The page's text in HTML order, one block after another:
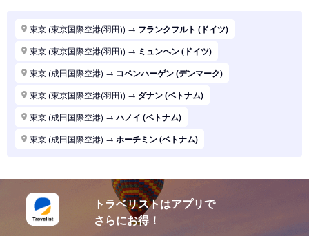
東京 (東京国際空港(羽田)) パリ (フランス)
東京 (東京国際空港(羽田)) ハノイ (ベトナム)
東京 (東京国際空港(羽田)) マニラ (フィリピン)
東京 (東京国際空港(羽田)) シンガポール (シンガポール)
東京 (東京国際空港(羽田)) ロンドン (イギリス(英国))
東京 (東京国際空港(羽田)) ホーチミン (ベトナム)
東京 (東京国際空港(羽田))→台北 (台湾)
東京 (東京国際空港(羽田))→広州 (中国)
東京 (東京国際空港(羽田))→北京 (中国)
東京 (東京国際空港(羽田)) → フランクフルト (ドイツ)
東京 (東京国際空港(羽田)) → ミュンヘン (ドイツ)
東京 (成田国際空港) → コペンハーゲン (デンマーク)
東京 (東京国際空港(羽田)) → ダナン (ベトナム)
東京 (成田国際空港) → ハノイ (ベトナム)
東京 (成田国際空港) → ホーチミン (ベトナム)
東京 (東京国際空港(羽田))→ドーハ (カタール)
東京 (成田国際空港) →ドーハ (カタール)
東京 (成田国際空港) →アブダビ (アラブ首長国)
トラベリストはアプリで
さらにお得！